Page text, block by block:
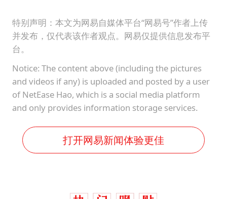
特别声明：本文为网易自媒体平台“网易号”作者上传
并发布，仅代表该作者观点。网易仅提供信息发布平
台。
Notice: The content above (including the pictures
and videos if any) is uploaded and posted by a user
of NetEase Hao, which is a social media platform
and only provides information storage services.
打开网易新闻体验更佳